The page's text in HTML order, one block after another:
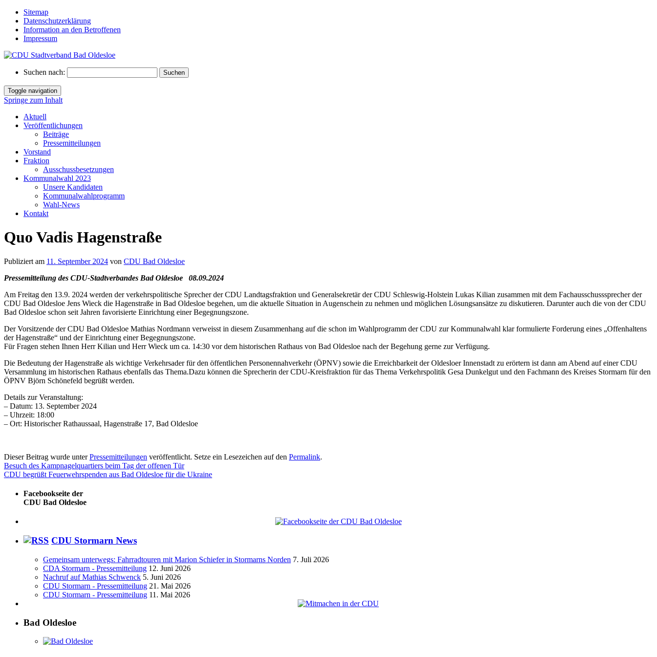
Sitemap
Datenschutzerklärung
Information an den Betroffenen
Impressum
Suchen nach:
Toggle navigation
Springe zum Inhalt
Aktuell
Veröffentlichungen
Beiträge
Pressemitteilungen
Vorstand
Fraktion
Ausschussbesetzungen
Kommunalwahl 2023
Unsere Kandidaten
Kommunalwahlprogramm
Wahl-News
Kontakt
Quo Vadis Hagenstraße
Publiziert am 11. September 2024 von CDU Bad Oldesloe
Pressemitteilung des CDU-Stadtverbandes Bad Oldesloe
08.09.2024
Am Freitag den 13.9. 2024 werden der verkehrspolitische Sprecher der CDU Landtagsfraktion und Generalsekretär der CDU Schleswig-Holstein Lukas Kilian zusammen mit dem Fachausschusssprecher der
CDU Bad Oldesloe Jens Wieck die Hagenstraße in Bad Oldesloe begehen, um die aktuelle Situation in Augenschein zu nehmen und möglichen Lösungsansätze zu diskutieren. Darunter auch die von der CDU
Bad Oldesloe schon seit Jahren favorisierte Einrichtung einer Begegnungszone.
Der Vorsitzende der CDU Bad Oldesloe Mathias Nordmann verweisst in diesem Zusammenhang auf die schon im Wahlprogramm der CDU zur Kommunalwahl klar formulierte Forderung eines „Offenhaltens
der Hagenstraße“ und der Einrichtung einer Begegnungszone.
Für Fragen stehen Ihnen Herr Kilian und Herr Wieck um ca. 14:30 vor dem historischen Rathaus von Bad Oldesloe nach der Begehung gerne zur Verfügung.
Die Bedeutung der Hagenstraße als wichtige Verkehrsader für den öffentlichen Personennahverkehr (ÖPNV) sowie die Erreichbarkeit der Oldesloer Innenstadt zu erörtern ist dann am Abend auf einer CDU
Versammlung im historischen Rathaus ebenfalls das Thema.Dazu können die Sprecherin der CDU-Kreisfraktion für das Thema Verkehrspolitik Gesa Dunkelgut und den Fachmann des Kreises Stormarn für den
ÖPNV Björn Schönefeld begrüßt werden.
Details zur Veranstaltung:
– Datum: 13. September 2024
– Uhrzeit: 18:00
– Ort: Historischer Rathaussaal, Hagenstraße 17, Bad Oldesloe
Dieser Beitrag wurde unterPressemitteilungen veröffentlicht. Setze ein Lesezeichen auf den Permalink.
Besuch des Kampnagelquartiers beim Tag der offenen Tür
CDU begrüßt Feuerwehrspenden aus Bad Oldesloe für die Ukraine
Facebookseite der
CDU Bad Oldesloe
CDU Stormarn News
Gemeinsam unterwegs: Fahrradtouren mit Marion Schiefer in Stormarns Norden 7. Juli 2026
CDA Stormarn - Pressemitteilung 12. Juni 2026
Nachruf auf Mathias Schwenck 5. Juni 2026
CDU Stormarn - Pressemitteilung 21. Mai 2026
CDU Stormarn - Pressemitteilung 11. Mai 2026
Bad Oldesloe